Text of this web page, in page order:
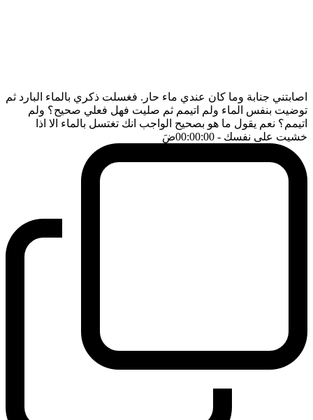
اصابتني جنابة وما كان عندي ماء حار. فغسلت ذكري بالماء البارد ثم
توضيت بنفس الماء ولم اتيمم ثم صليت فهل فعلي صحيح؟ ولم
اتيمم؟ نعم يقول ما هو بصحيح الواجب انك تغتسل بالماء الا اذا
خشيت على نفسك - 00:00:00 ضَ